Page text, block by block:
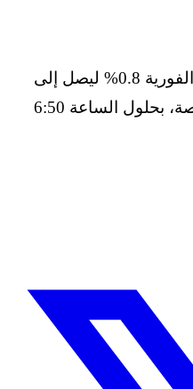
وتراجع الذهب في المعاملات الفورية 0.8% ليصل إلى
مستويات 4503 دولارات للأونصة، بحلول الساعة 6:50